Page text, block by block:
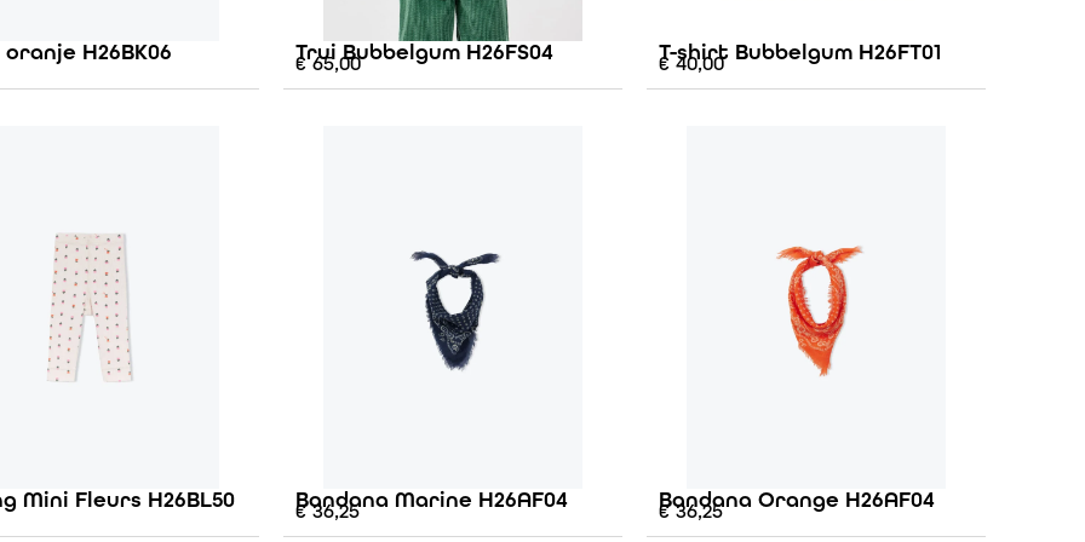
H26BK06 Trui Bubbelgum H26FS04
€65,00 T-shirt Bubbelgum H26FT01
€ 40,00
Mini Fleurs H26BL50 Bandana Marine H26AF04
€36,25 Bandana Orange H26AF04
€36,25